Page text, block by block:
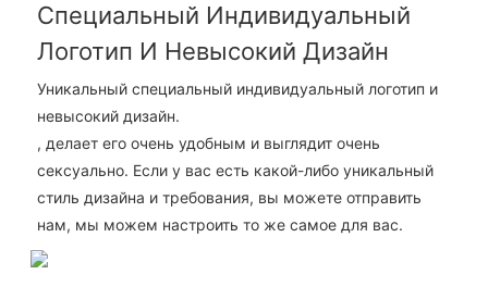
Специальный Индивидуальный
Логотип И Невысокий Дизайн
Уникальный специальный индивидуальный логотип и
невысокий дизайн.
, делает его очень удобным и выглядит очень
сексуально. Если у вас есть какой-либо уникальный
стиль дизайна и требования, вы можете отправить
нам, мы можем настроить то же самое для вас.